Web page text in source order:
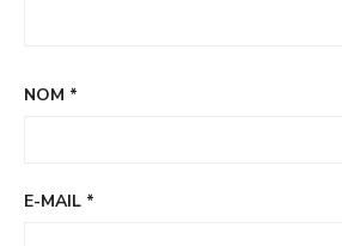
NOM *
E-MAIL *